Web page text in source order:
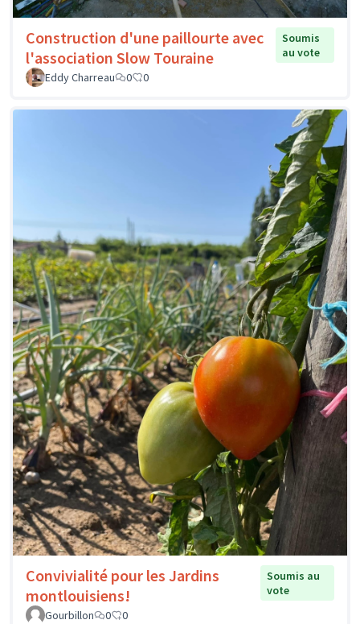
Construction d'une paillourte avec
l'association Slow Touraine
Soumis
au vote
Eddy Charreau
0 0
Convivialité pour les Jardins
montlouisiens!
Soumis au
vote
Gourbillon
0 0